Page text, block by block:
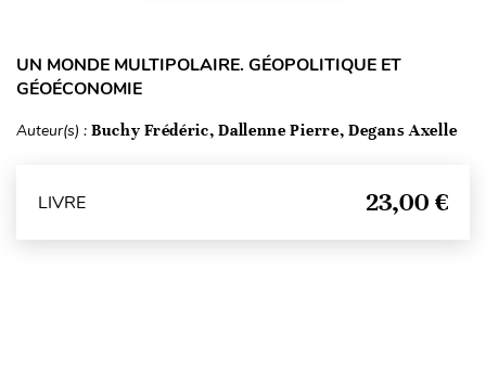
UN MONDE MULTIPOLAIRE. GÉOPOLITIQUE ET
GÉOÉCONOMIE
Auteur(s) : Buchy Frédéric, Dallenne Pierre, Degans Axelle
LIVRE 23,00 €